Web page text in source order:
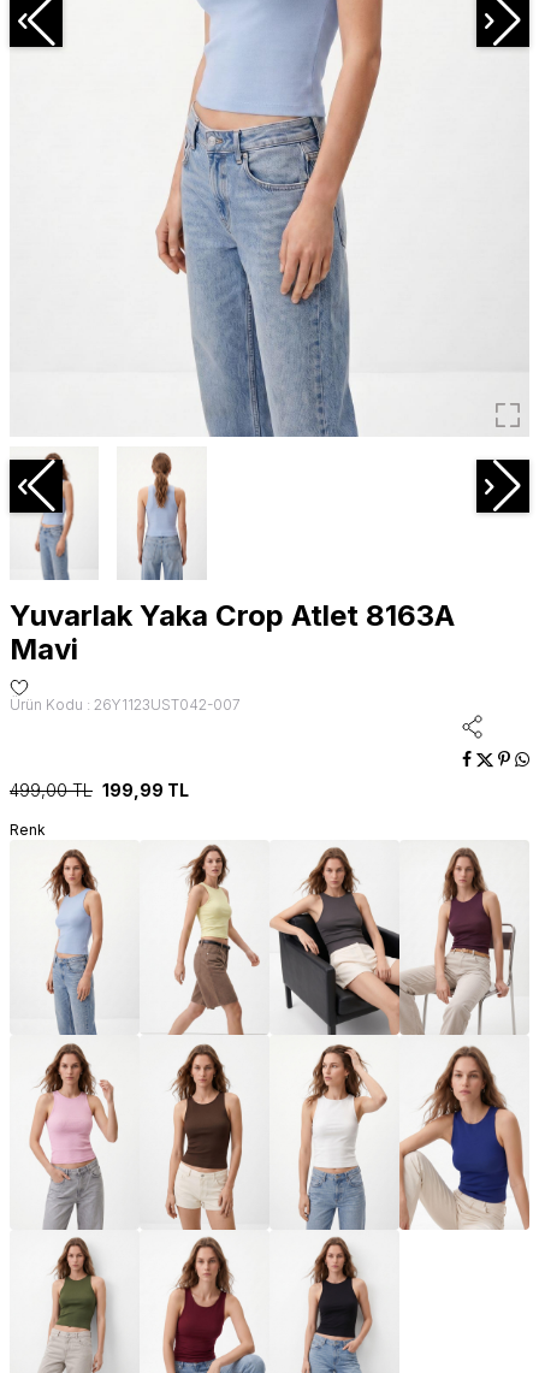
Yuvarlak Yaka Crop Atlet 8163A
Mavi
Ürün Kodu : 26Y1123UST042-007
499,00TL 199,99 TL
Renk